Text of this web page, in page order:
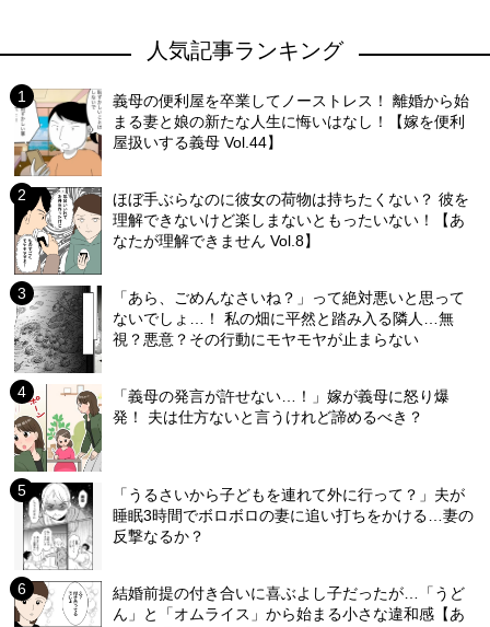
人気記事ランキング
義母の便利屋を卒業してノーストレス！ 離婚から始
まる妻と娘の新たな人生に悔いはなし！【嫁を便利
屋扱いする義母 Vol.44】
ほぼ手ぶらなのに彼女の荷物は持ちたくない？ 彼を
理解できないけど楽しまないともったいない！【あ
なたが理解できません Vol.8】
「あら、ごめんなさいね？」って絶対悪いと思って
ないでしょ…！ 私の畑に平然と踏み入る隣人…無
視？悪意？その行動にモヤモヤが止まらない
「義母の発言が許せない…！」嫁が義母に怒り爆
発！ 夫は仕方ないと言うけれど諦めるべき？
「うるさいから子どもを連れて外に行って？」夫が
睡眠3時間でボロボロの妻に追い打ちをかける…妻の
反撃なるか？
結婚前提の付き合いに喜ぶよし子だったが…「うど
ん」と「オムライス」から始まる小さな違和感【あ